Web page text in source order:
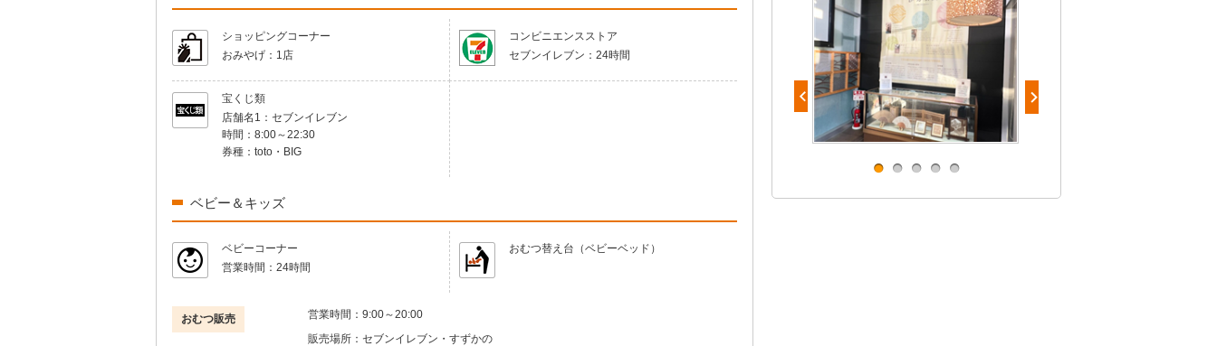
ショッピングコーナー
おみやげ： 1店
コンビニエンスストア
セブンイレブン： 24時間
宝くじ類
店舗名1： セブンイレブン
時間： 8:00～22:30
券種： toto・BIG
ベビー＆キッズ
ベビーコーナー
営業時間： 24時間
おむつ替え台（ベビーベッド）
おむつ販売 営業時間： 9:00～20:00
販売場所： セブンイレブン・すずかの